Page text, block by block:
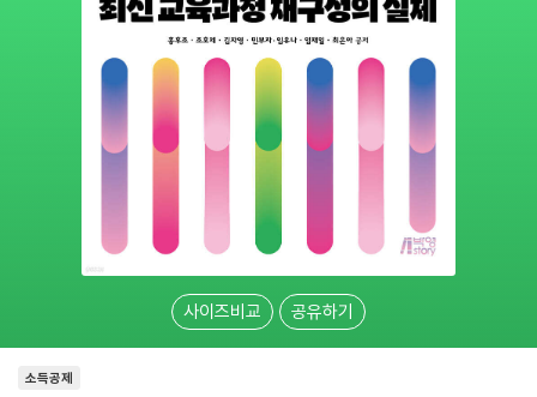
사이즈비교 공유하기
소득공제